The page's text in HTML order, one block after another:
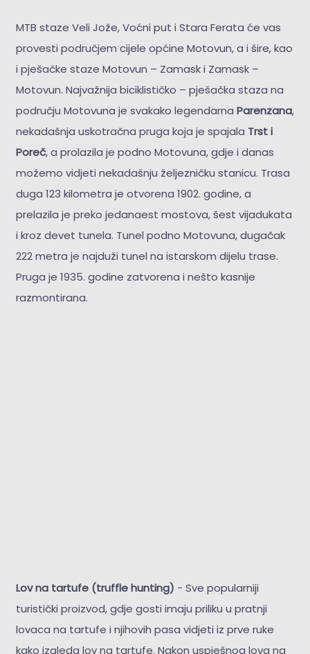
MTB staze Veli Jože, Voćni put i Stara Ferata će vas
provesti područjem cijele općine Motovun, a i šire, kao
i pješačke staze Motovun – Zamask i Zamask –
Motovun. Najvažnija biciklističko – pješačka staza na
području Motovuna je svakako legendarna Parenzana,
nekadašnja uskotračna pruga koja je spajala Trst i
Poreč, a prolazila je podno Motovuna, gdje i danas
možemo vidjeti nekadašnju željezničku stanicu. Trasa
duga 123 kilometra je otvorena 1902. godine, a
prelazila je preko jedanaest mostova, šest vijadukata
i kroz devet tunela. Tunel podno Motovuna, dugačak
222 metra je najduži tunel na istarskom dijelu trase.
Pruga je 1935. godine zatvorena i nešto kasnije
razmontirana.
Lov na tartufe (truffle hunting) - Sve popularniji
turistički proizvod, gdje gosti imaju priliku u pratnji
lovaca na tartufe i njihovih pasa vidjeti iz prve ruke
kako izgleda lov na tartufe. Nakon uspješnog lova na